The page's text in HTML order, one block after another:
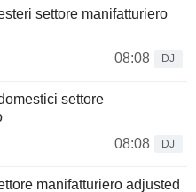
settore manifatturiero
08:08
DJ
settore
08:08
DJ
manifatturiero adjusted